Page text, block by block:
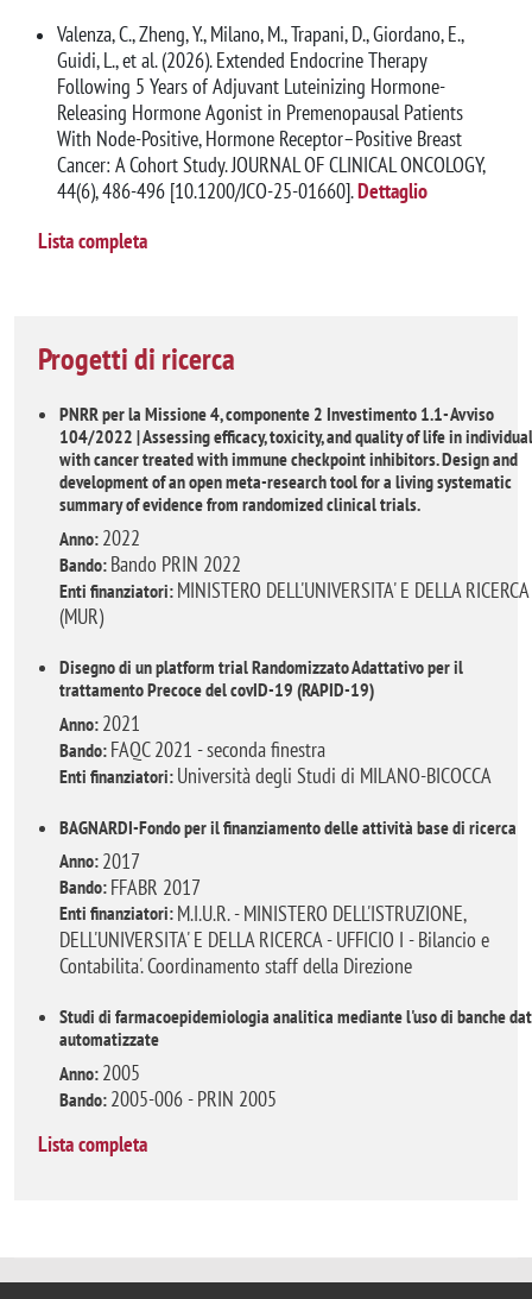
Valenza, C., Zheng, Y., Milano, M., Trapani, D., Giordano, E.,
Guidi, L., et al. (2026). Extended Endocrine Therapy
Following 5 Years of Adjuvant Luteinizing Hormone-
Releasing Hormone Agonist in Premenopausal Patients
With Node-Positive, Hormone Receptor–Positive Breast
Cancer: A Cohort Study. JOURNAL OF CLINICAL ONCOLOGY,
44(6), 486-496 [10.1200/JCO-25-01660].Dettaglio
Lista completa
Progetti di ricerca
PNRR per la Missione 4, componente 2 Investimento 1.1- Avviso
104/2022 | Assessing efficacy, toxicity, and quality of life in
with cancer treated with immune checkpoint inhibitors. Design and
development of an open meta-research tool for a living systematic
summary of evidence from randomized clinical trials.
Anno: 2022
Bando: Bando PRIN 2022
Enti finanziatori: MINISTERO DELL'UNIVERSITA' E DELLA RICERCA
(MUR)
Disegno di un platform trial Randomizzato Adattativo per il
trattamento Precoce del covID-19 (RAPID-19)
Anno: 2021
Bando: FAQC 2021 - seconda finestra
Enti finanziatori: Università degli Studi di MILANO-BICOCCA
BAGNARDI-Fondo per il finanziamento delle attività base di ricerca
Anno: 2017
Bando: FFABR 2017
Enti finanziatori: M.I.U.R. - MINISTERO DELL'ISTRUZIONE,
DELL'UNIVERSITA' E DELLA RICERCA - UFFICIO I - Bilancio e
Contabilita'. Coordinamento staff della Direzione
Studi di farmacoepidemiologia analitica mediante l'uso di banche
automatizzate
Anno: 2005
Bando: 2005-006 - PRIN 2005
Lista completa